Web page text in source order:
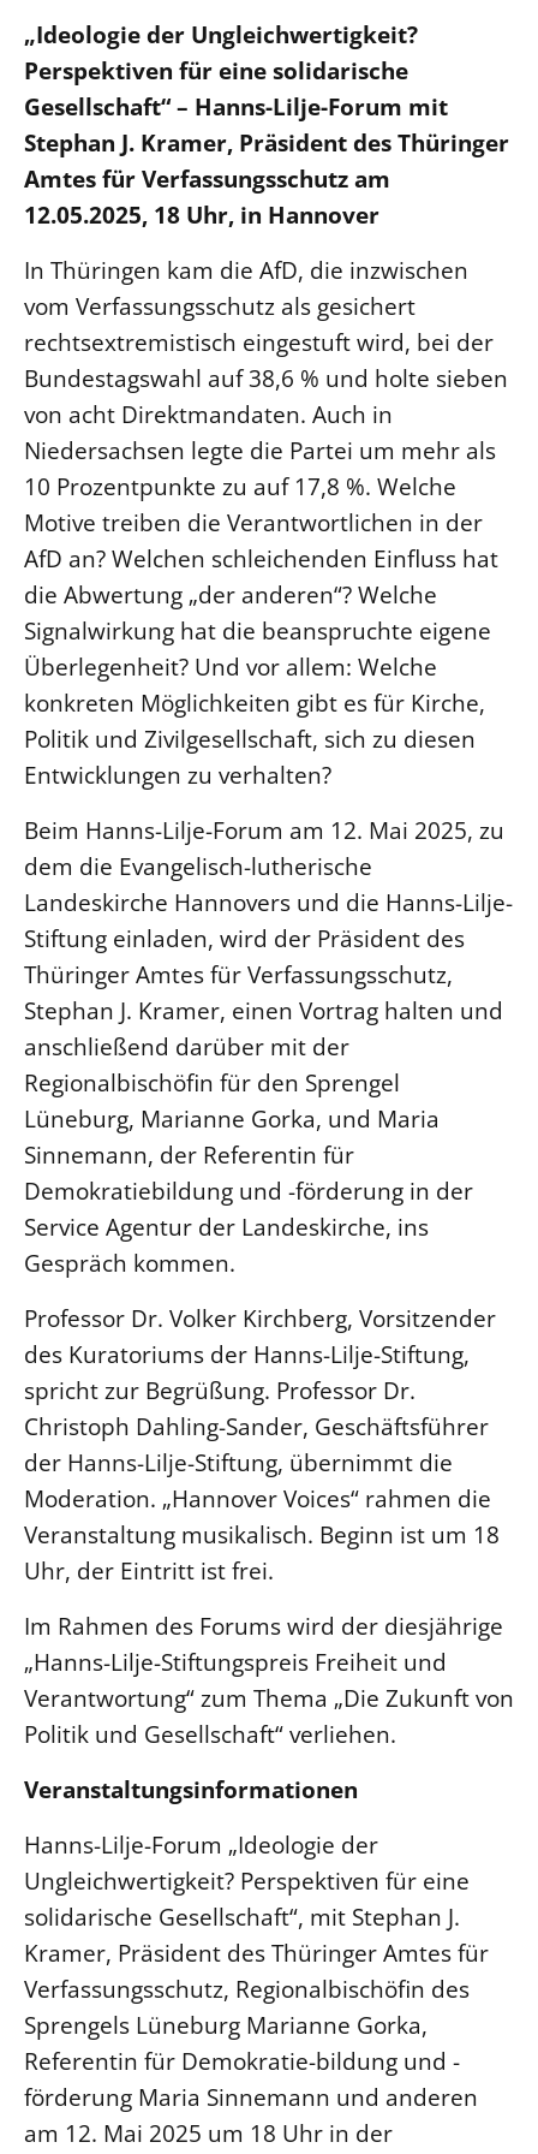
„Ideologie der Ungleichwertigkeit?
Perspektiven für eine solidarische
Gesellschaft“ – Hanns-Lilje-Forum mit
Stephan J. Kramer, Präsident des Thüringer
Amtes für Verfassungsschutz am
12.05.2025, 18 Uhr, in Hannover
In Thüringen kam die AfD, die inzwischen
vom Verfassungsschutz als gesichert
rechtsextremistisch eingestuft wird, bei der
Bundestagswahl auf 38,6 % und holte sieben
von acht Direktmandaten. Auch in
Niedersachsen legte die Partei um mehr als
10 Prozentpunkte zu auf 17,8 %. Welche
Motive treiben die Verantwortlichen in der
AfD an? Welchen schleichenden Einfluss hat
die Abwertung „der anderen“? Welche
Signalwirkung hat die beanspruchte eigene
Überlegenheit? Und vor allem: Welche
konkreten Möglichkeiten gibt es für Kirche,
Politik und Zivilgesellschaft, sich zu diesen
Entwicklungen zu verhalten?
Beim Hanns-Lilje-Forum am 12. Mai 2025, zu
dem die Evangelisch-lutherische
Landeskirche Hannovers und die Hanns-Lilje-
Stiftung einladen, wird der Präsident des
Thüringer Amtes für Verfassungsschutz,
Stephan J. Kramer, einen Vortrag halten und
anschließend darüber mit der
Regionalbischöfin für den Sprengel
Lüneburg, Marianne Gorka, und Maria
Sinnemann, der Referentin für
Demokratiebildung und -förderung in der
Service Agentur der Landeskirche, ins
Gespräch kommen.
Professor Dr. Volker Kirchberg, Vorsitzender
des Kuratoriums der Hanns-Lilje-Stiftung,
spricht zur Begrüßung. Professor Dr.
Christoph Dahling-Sander, Geschäftsführer
der Hanns-Lilje-Stiftung, übernimmt die
Moderation. „Hannover Voices“ rahmen die
Veranstaltung musikalisch. Beginn ist um 18
Uhr, der Eintritt ist frei.
Im Rahmen des Forums wird der diesjährige
„Hanns-Lilje-Stiftungspreis Freiheit und
Verantwortung“ zum Thema „Die Zukunft von
Politik und Gesellschaft“ verliehen.
Veranstaltungsinformationen
Hanns-Lilje-Forum „Ideologie der
Ungleichwertigkeit? Perspektiven für eine
solidarische Gesellschaft“, mit Stephan J.
Kramer, Präsident des Thüringer Amtes für
Verfassungsschutz, Regionalbischöfin des
Sprengels Lüneburg Marianne Gorka,
Referentin für Demokratie-bildung und -
förderung Maria Sinnemann und anderen
am 12. Mai 2025 um 18 Uhr in der
Kirche und Finanzen
Personalausschuss
LANDESKIRCHENAMT
Willkommen
Kollegium
Rechnungsprüfungsamt
Fachstelle Sexualisierte Gewalt
Beschwerdestellen
Kirchenämter
Gleichstellung
Datenschutz
Geschäftsstelle Landessynode
LANDESSYNODE
27. Landessynode
Kontakt
Hintergrund
MITARBEIT
Ehrenamt
Beruf
Freie Stellen
BIBLIOTHEK & ARCHIV
SERVICE
Älterwerden im Pfarrberuf
Beteiligungsverfahren
Beschwerdestellen
Ephoralbüro
Finanzplanung
Fundraising
IT-Service
Corporate Design
Interventionsplan
Jahresgespräche
Kantine Speiseplan
Kirchliches Amtsblatt
Kirchliche Verwaltung
Klimaschutzgesetz
Kunstreferat
NKVK
Öffentlichkeitsarbeit
Personalausschuss
Projektmanagement
Terminstundenplaner
Evangelische Kirche
Lutherische Kirche
Glaubensbekenntnis
Positionen
Ökumene
Religionen
Gegen Gewalt
KLIMASCHUTZ
Nachhaltigkeit
Erneuerbare Energien
Mobilität
Gebäude
Impressum
Datenschutz
Kontakt
Barrierefreiheit
Presse
Freie Stellen
Suche